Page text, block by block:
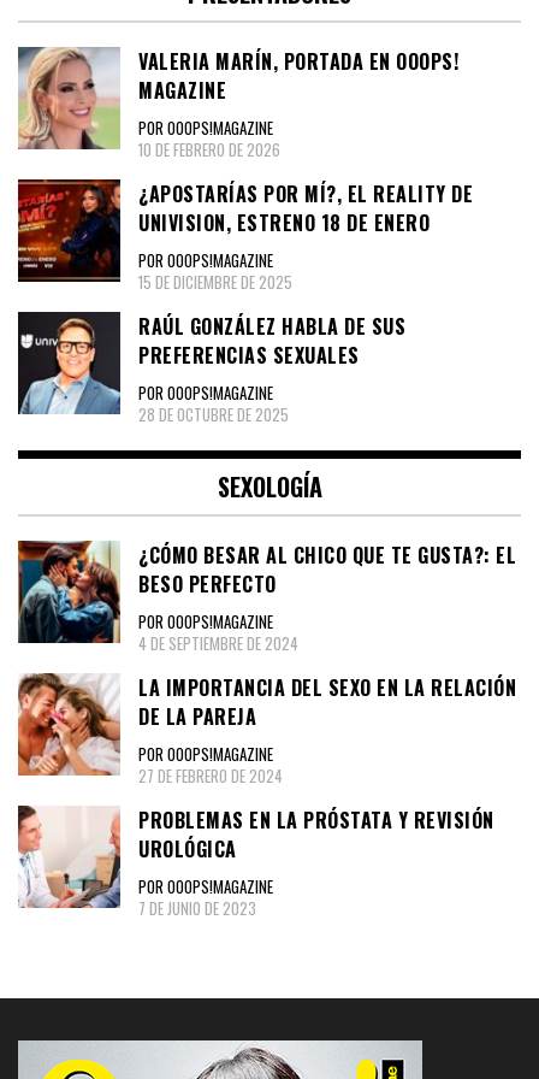
VALERIA MARÍN, PORTADA EN OOOPS!
MAGAZINE
POR OOOPS!MAGAZINE
10 DE FEBRERO DE 2026
¿APOSTARÍAS POR MÍ?, EL REALITY DE
UNIVISION, ESTRENO 18 DE ENERO
POR OOOPS!MAGAZINE
15 DE DICIEMBRE DE 2025
RAÚL GONZÁLEZ HABLA DE SUS
PREFERENCIAS SEXUALES
POR OOOPS!MAGAZINE
28 DE OCTUBRE DE 2025
SEXOLOGÍA
¿CÓMO BESAR AL CHICO QUE TE GUSTA?: EL
BESO PERFECTO
POR OOOPS!MAGAZINE
4 DE SEPTIEMBRE DE 2024
LA IMPORTANCIA DEL SEXO EN LA RELACIÓN
DE LA PAREJA
POR OOOPS!MAGAZINE
27 DE FEBRERO DE 2024
PROBLEMAS EN LA PRÓSTATA Y REVISIÓN
UROLÓGICA
POR OOOPS!MAGAZINE
7 DE JUNIO DE 2023